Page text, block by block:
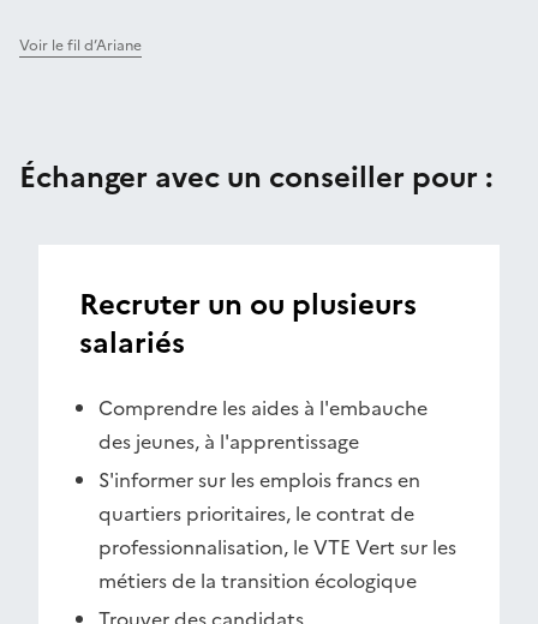
Voir le fil d’Ariane
Échanger avec un conseiller pour :
Recruter un ou plusieurs
salariés
Comprendre les aides à l'embauche
des jeunes, à l'apprentissage
S'informer sur les emplois francs en
quartiers prioritaires, le contrat de
professionnalisation, le VTE Vert sur les
métiers de la transition écologique